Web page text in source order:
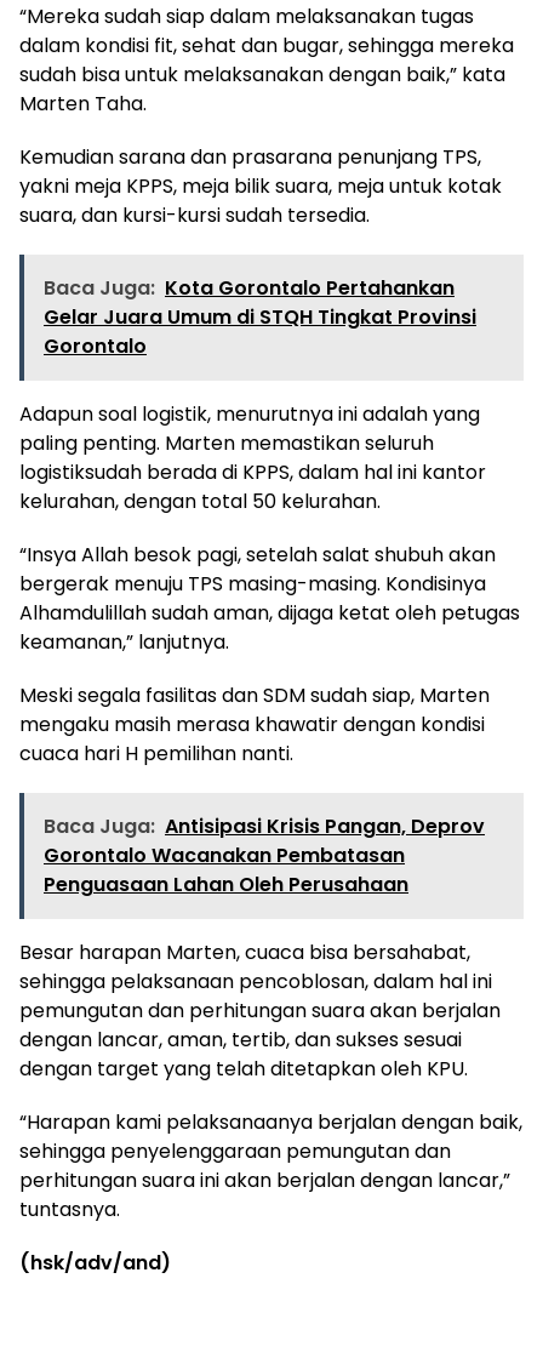
“Mereka sudah siap dalam melaksanakan tugas
dalam kondisi fit, sehat dan bugar, sehingga mereka
sudah bisa untuk melaksanakan dengan baik,” kata
Marten Taha.
Kemudian sarana dan prasarana penunjang TPS,
yakni meja KPPS, meja bilik suara, meja untuk kotak
suara, dan kursi-kursi sudah tersedia.
Baca Juga: Kota Gorontalo Pertahankan
Gelar Juara Umum di STQH Tingkat Provinsi
Gorontalo
Adapun soal logistik, menurutnya ini adalah yang
paling penting. Marten memastikan seluruh
logistiksudah berada di KPPS, dalam hal ini kantor
kelurahan, dengan total 50 kelurahan.
“Insya Allah besok pagi, setelah salat shubuh akan
bergerak menuju TPS masing-masing. Kondisinya
Alhamdulillah sudah aman, dijaga ketat oleh petugas
keamanan,” lanjutnya.
Meski segala fasilitas dan SDM sudah siap, Marten
mengaku masih merasa khawatir dengan kondisi
cuaca hari H pemilihan nanti.
Baca Juga: Antisipasi Krisis Pangan, Deprov
Gorontalo Wacanakan Pembatasan
Penguasaan Lahan Oleh Perusahaan
Besar harapan Marten, cuaca bisa bersahabat,
sehingga pelaksanaan pencoblosan, dalam hal ini
pemungutan dan perhitungan suara akan berjalan
dengan lancar, aman, tertib, dan sukses sesuai
dengan target yang telah ditetapkan oleh KPU.
“Harapan kami pelaksanaanya berjalan dengan baik,
sehingga penyelenggaraan pemungutan dan
perhitungan suara ini akan berjalan dengan lancar,”
tuntasnya.
(hsk/adv/and)